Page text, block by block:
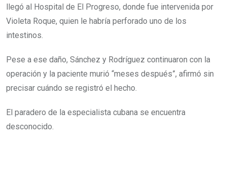
llegó al Hospital de El Progreso, donde fue intervenida por
Violeta Roque, quien le habría perforado uno de los
intestinos.
Pese a ese daño, Sánchez y Rodríguez continuaron con la
operación y la paciente murió “meses después”, afirmó sin
precisar cuándo se registró el hecho.
El paradero de la especialista cubana se encuentra
desconocido.